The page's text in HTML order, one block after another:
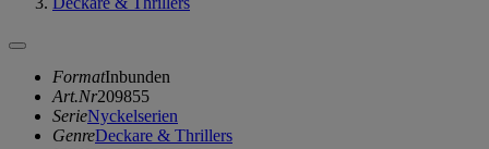
FormatInbunden
Art.Nr209855
SerieNyckelserien
GenreDeckare & Thrillers